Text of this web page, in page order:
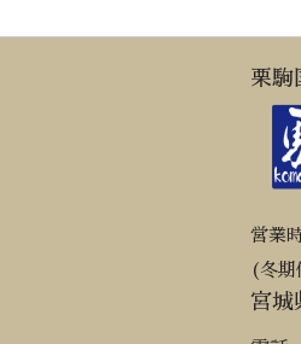
栗駒
営業
(冬期
宮城